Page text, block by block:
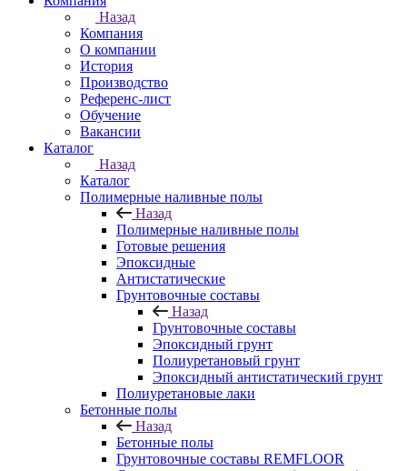
Назад
Компания
О компании
История
Производство
Референс-лист
Обучение
Вакансии
Каталог
Назад
Каталог
Полимерные наливные полы
Назад
Полимерные наливные полы
Готовые решения
Эпоксидные
Антистатические
Грунтовочные составы
Назад
Грунтовочные составы
Эпоксидный грунт
Полиуретановый грунт
Эпоксидный антистатический грунт
Полиуретановые лаки
Бетонные полы
Назад
Бетонные полы
Грунтовочные составы REMFLOOR